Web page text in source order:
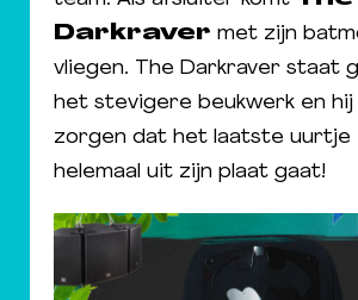
Darkraver met zijn
vliegen. The Darkraver staat
het stevigere beukwerk en
zorgen dat het laatste uurtje
helemaal uit zijn plaat gaat!